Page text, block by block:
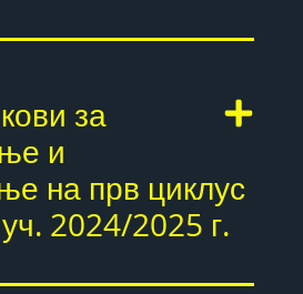
за
и
на прв циклус
2024/2025 г.